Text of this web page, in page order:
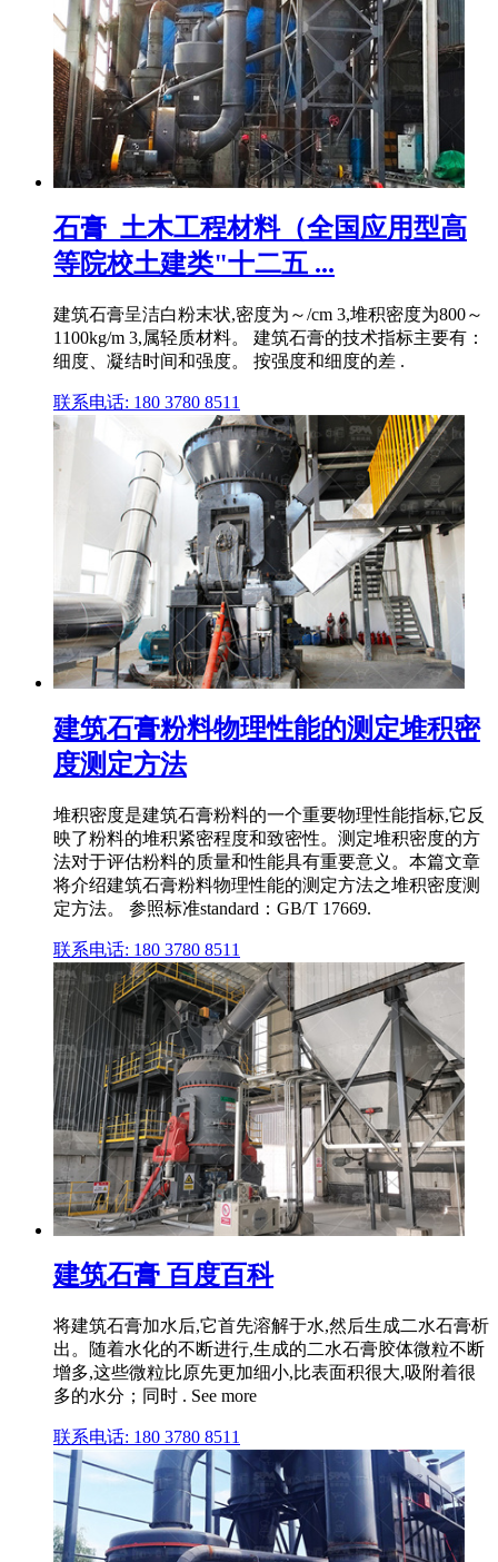
石膏_土木工程材料（全国应用型高
等院校土建类"十二五 ...
建筑石膏呈洁白粉末状,密度为～/cm 3,堆积密度为800～
1100kg/m 3,属轻质材料。 建筑石膏的技术指标主要有：
细度、凝结时间和强度。 按强度和细度的差 .
联系电话: 180 3780 8511
建筑石膏粉料物理性能的测定堆积密
度测定方法
堆积密度是建筑石膏粉料的一个重要物理性能指标,它反
映了粉料的堆积紧密程度和致密性。测定堆积密度的方
法对于评估粉料的质量和性能具有重要意义。本篇文章
将介绍建筑石膏粉料物理性能的测定方法之堆积密度测
定方法。 参照标准standard：GB/T 17669.
联系电话: 180 3780 8511
建筑石膏 百度百科
将建筑石膏加水后,它首先溶解于水,然后生成二水石膏析
出。随着水化的不断进行,生成的二水石膏胶体微粒不断
增多,这些微粒比原先更加细小,比表面积很大,吸附着很
多的水分；同时 . See more
联系电话: 180 3780 8511